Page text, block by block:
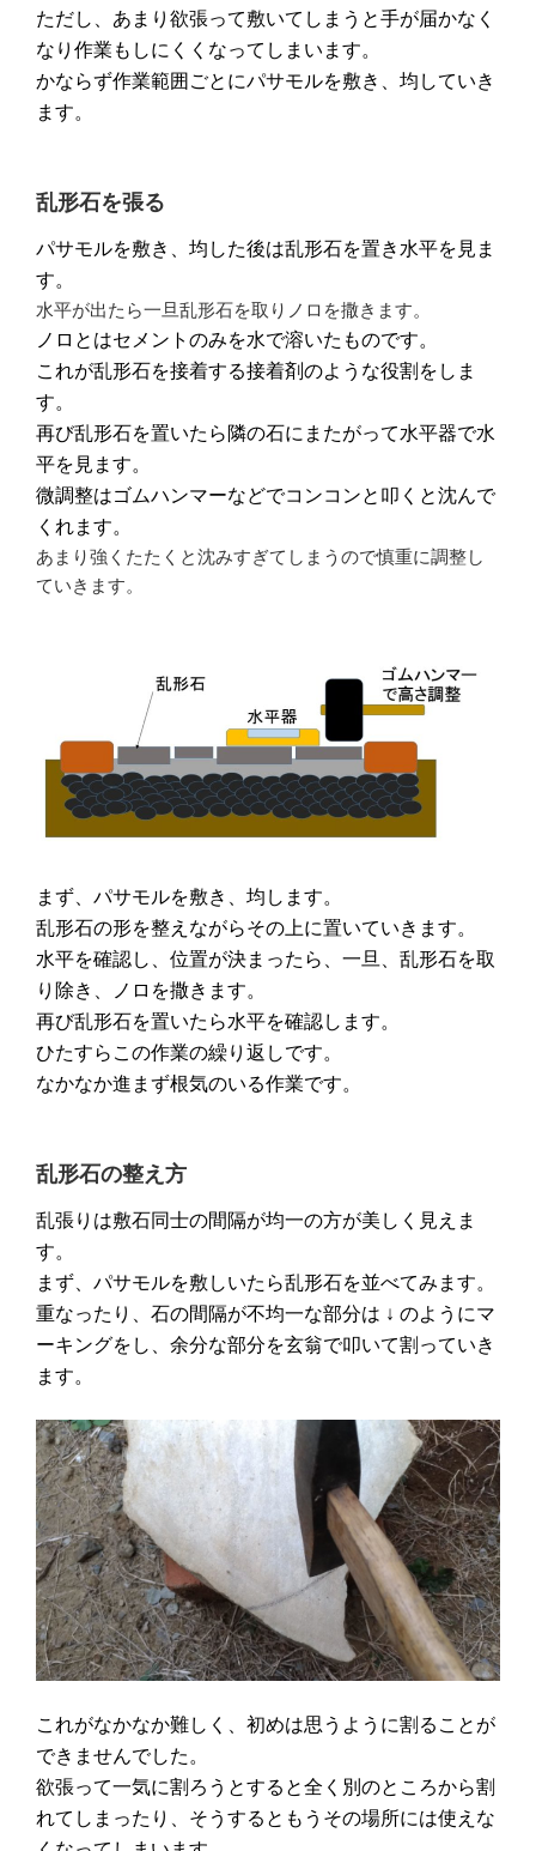
ただし、 あまり欲張って敷いてしまうと手が届かなく
なり作業もしにくくなってしまいます。
かならず作業範囲ごとにパサモルを敷き、均していき
ます。
乱形石を張る
パサモルを敷き、均した後は乱形石を置き水平を見ま
す。
水平が出たら一旦乱形石を取りノロを撒きます。
ノロとはセメントのみを水で溶いたものです。
これが乱形石を接着する接着剤のような役割をしま
す。
再び乱形石を置いたら隣の石にまたがって水平器で水
平を見ます。
微調整はゴムハンマーなどでコンコンと叩くと沈んで
くれます。
あまり強くたたくと沈みすぎてしまうので慎重に調整し
ていきます。
まず、パサモルを敷き、均します。
乱形石の形を整えながらその上に置いていきます。
水平を確認し、位置が決まったら、一旦、乱形石を取
り除き、ノロを撒きます。
再び乱形石を置いたら水平を確認します。
ひたすらこの作業の繰り返しです。
なかなか進まず根気のいる作業です。
乱形石の整え方
乱張りは敷石同士の間隔が均一の方が美しく見えま
す。
まず、パサモルを敷しいたら乱形石を並べてみます。
重なったり、石の間隔が不均一な部分は ↓ のようにマ
ーキングをし、余分な部分を玄翁で叩いて割っていき
ます。
これがなかなか難しく、初めは思うように割ることが
できませんでした。
欲張って一気に割ろうとすると全く別のところから割
れてしまったり、そうするともうその場所には使えな